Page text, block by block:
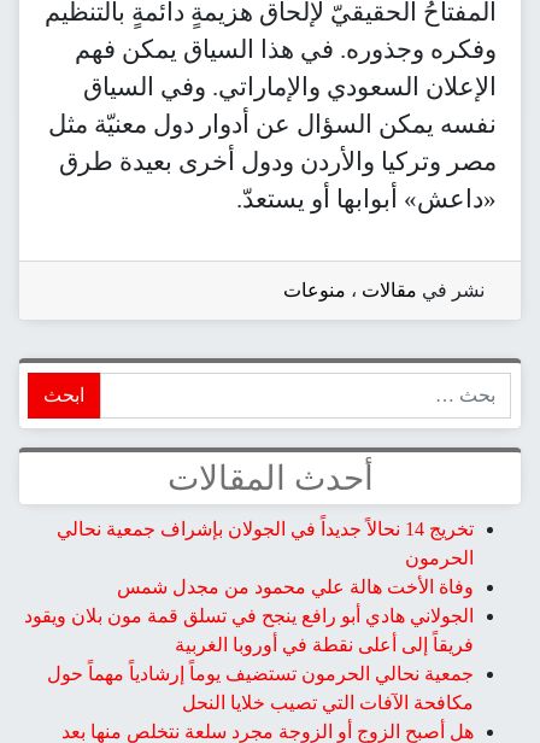
المفتاحُ الحقيقيّ لإلحاق هزيمةٍ دائمةٍ بالتنظيم
وفكره وجذوره. في هذا السياق يمكن فهم
الإعلان السعودي والإماراتي. وفي السياق
نفسه يمكن السؤال عن أدوار دول معنيّة مثل
مصر وتركيا والأردن ودول أخرى بعيدة طرق
«داعش» أبوابها أو يستعدّ.
نشر في مقالات ، منوعات
أحدث المقالات
تخريج 14 نحالاً جديداً في الجولان بإشراف جمعية نحالي
الحرمون
وفاة الأخت هالة علي محمود من مجدل شمس
الجولاني هادي أبو رافع ينجح في تسلق قمة مون بلان ويقود
فريقاً إلى أعلى نقطة في أوروبا الغربية
جمعية نحالي الحرمون تستضيف يوماً إرشادياً مهماً حول
مكافحة الآفات التي تصيب خلايا النحل
هل أصبح الزوج أو الزوجة مجرد سلعة نتخلص منها بعد